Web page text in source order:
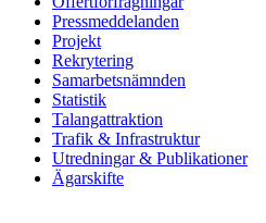
Pressmeddelanden
Projekt
Rekrytering
Samarbetsnämnden
Statistik
Talangattraktion
Trafik & Infrastruktur
Utredningar & Publikationer
Ägarskifte